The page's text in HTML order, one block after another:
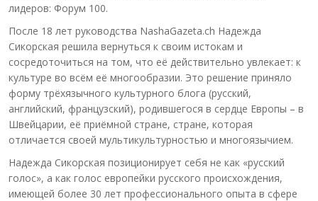
лидеров: Форум 100.
После 18 лет руководства NashaGazeta.ch Надежда
Сикорская решила вернуться к своим истокам и
сосредоточиться на том, что её действительно увлекает: к
культуре во всём её многообразии. Это решение приняло
форму трёхязычного культурного блога (русский,
английский, французский), родившегося в сердце Европы – в
Швейцарии, её приёмной стране, стране, которая
отличается своей мультикультурностью и многоязычием.
Надежда Сикорская позиционирует себя не как «русский
голос», а как голос европейки русского происхождения,
имеющей более 30 лет профессионального опыта в сфере